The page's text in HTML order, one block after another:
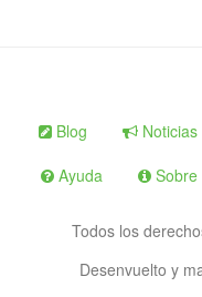
Blog Noticias
Ayuda
Sobre
Todos los
Desenvuelto y